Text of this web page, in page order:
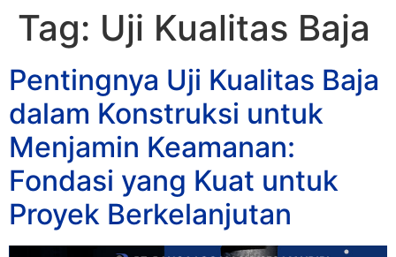
Tag: Uji Kualitas Baja
Pentingnya Uji Kualitas Baja
dalam Konstruksi untuk
Menjamin Keamanan:
Fondasi yang Kuat untuk
Proyek Berkelanjutan